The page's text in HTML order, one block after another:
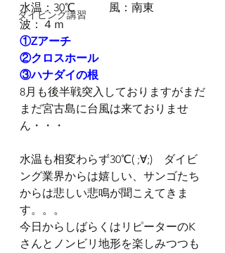
ダイビング講習
水温：30℃　　　風：南東
波：４ｍ
①Zアーチ
②クロスホール
③ハナダイの根
8月も後半戦突入しておりますがまだ
まだ宮古島に台風は来ておりませ
ん・・・
水温も相変わらず30℃( ;∀;)　ダイビ
ング業界からは嬉しい、サンゴたち
からは悲しい悲鳴が聞こえてきま
す。。。
今日からしばらくはリピーターのK
さんとノンビリ地形を楽しみつつも